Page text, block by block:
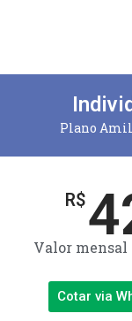
Plano
R$
Valor mensal
Cotar via